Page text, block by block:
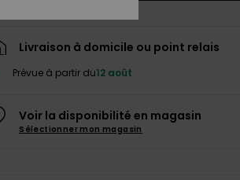
Livraison à domicile ou point relais
Prévue à partir du12 août
Voir la disponibilité en magasin
Sélectionner mon magasin